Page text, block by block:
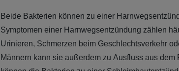
Beide Bakterien können zu einer
Symptomen einer Harnwegsentzündung zählen
Urinieren, Schmerzen beim Geschlechtsverkehr
Männern kann sie außerdem zu Ausfluss aus dem